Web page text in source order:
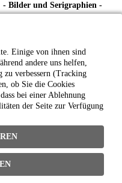
- Bilder und Serigraphien -
Dolores Flores
- Digitale Photographie -
Objektboxen - Skulpturen -
Reliefe
a.i.p. artists in progress
project space
Einige von ihnen sind
andere uns helfen,
zu verbessern (Tracking
ob Sie die Cookies
bei einer Ablehnung
der Seite zur Verfügung